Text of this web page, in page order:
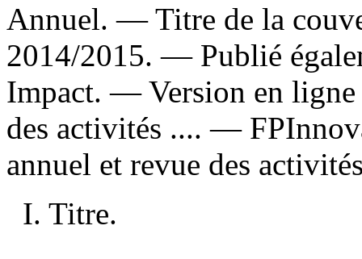
Annuel. — Titre de la
2014/2015. — Publié
Impact. —Version en
des activités .... —
annuel et revue des
I. Titre.